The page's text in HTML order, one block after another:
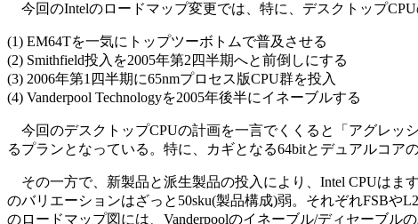
今回のIntelのロードマップ変更では、特に、デスクトップ
(1) EM64Tを一気にトップツーボトムで普及させる
(2) Smithfield投入を2005年第2四半期へと前倒しにする
(3) 2006年第1四半期に65nmプロセス版CPU群を投入
(4) Vanderpool Technologyを2005年後半にイネーブルする
今回のデスクトップCPUの計画を一言でくくると「アグレッ
るプランとなっている。特に、カギとなる64bitとデュアルコア
その一方で、新製品と派生製品の投入により、Intel CPUはま
のバリエーションはざっと50sku(製品構成)弱。それぞれFSBや
のロードマップ図には、Vanderpoolのイネーブル/ディセーブル